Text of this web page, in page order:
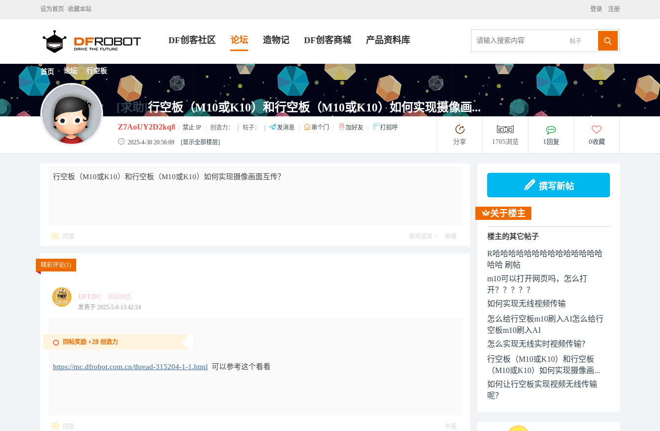
设为首页 收藏本站 登录 注册
帖子
DF创客社区 论坛 造物记 DF创客商城 产品资料库
首页 > 论坛 > 行空板
[求助]行空板（M10或K10）和行空板（M10或K10）如何实现摄像画...
Z7AoUY2D2kq8 禁止 IP 创造力： 帖子： 发消息 串个门 加好友 打招呼
2025-4-30 20:56:09 [显示全部楼层] 分享 1705浏览 1回复 0收藏
行空板（M10或K10）和行空板（M10或K10）如何实现摄像画面互传？
回复 使用道具 举报
精彩评论(1)
DFEDU
初级技匠
发表于 2025-5-6 13:42:24
回帖奖励 +28 创造力
https://mc.dfrobot.com.cn/thread-315204-1-1.html 可以参考这个看看
回复 举报
撰写新帖
关于楼主
楼主的其它帖子
R哈哈哈哈哈哈哈哈哈哈哈哈哈哈
哈哈 刷帖
m10可以打开网页吗，怎么打
开？？？？？
如何实现无线视频传输
怎么给行空板m10刷入AI怎么给行
空板m10刷入AI
怎么实现无线实时视频传输？
行空板（M10或K10）和行空板
（M10或K10）如何实现摄像画...
如何让行空板实现视频无线传输
呢？